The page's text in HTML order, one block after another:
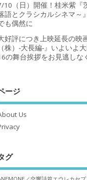
10（日）開催！桂米紫『
語とクラシカルシネマ～
も偶然に
好評につき上映延長の映
（株）-大長編-』いよいよ
の舞台挨拶をお見逃しな
ージ
Us
グ